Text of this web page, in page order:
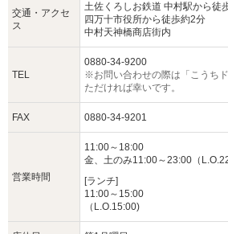
交通・アクセ
ス
土佐くろしお鉄道 中村駅から徒
四万十市役所から徒歩約2分
中村天神橋商店街内
TEL
0880-34-9200
※お問い合わせの際は「こうち
ただければ幸いです。
FAX 0880-34-9201
営業時間
11:00～18:00
金、土のみ11:00～23:00（
[ランチ]
11:00～15:00
（L.O.15:00)